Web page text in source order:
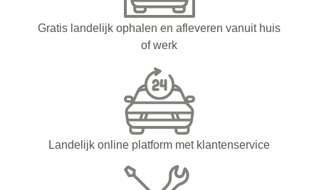
Gratis landelijk ophalen en afleveren vanuit huis
of werk
Landelijk online platform met klantenservice